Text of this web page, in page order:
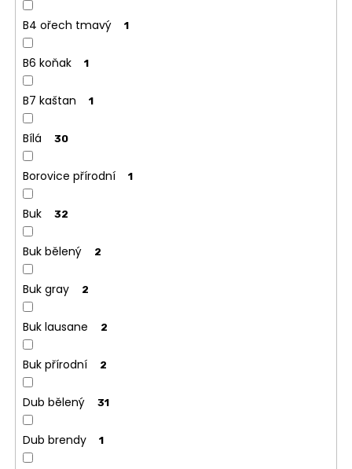
B4 ořech tmavý 1
B6 koňak 1
B7 kaštan 1
Bílá 30
Borovice přírodní 1
Buk 32
Buk bělený 2
Buk gray 2
Buk lausane 2
Buk přírodní 2
Dub bělený 31
Dub brendy 1